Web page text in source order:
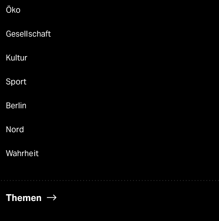
Öko
Gesellschaft
Kultur
Sport
Berlin
Nord
Wahrheit
Themen